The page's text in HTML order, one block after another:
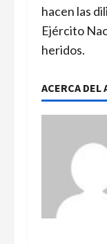
hacen las
Ejército
heridos.
ACERCA DEL